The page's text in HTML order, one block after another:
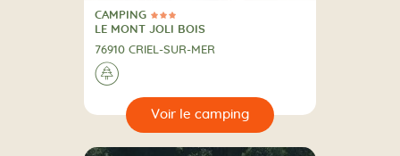
3 Étoiles
CAMPING
CAMPING
LE MONT JOLI BOIS
76910 CRIEL-SUR-MER
A la campagne
🌲